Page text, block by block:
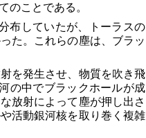
のことである。
布していたが、トーラスの
た。これらの塵は、ブラッ
を発生させ、物質を吹き飛
の中でブラックホールが成
放射によって塵が押し出さ
活動銀河核を取り巻く複雑